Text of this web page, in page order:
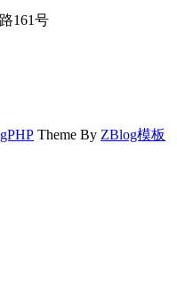
161号
Theme By ZBlog模板